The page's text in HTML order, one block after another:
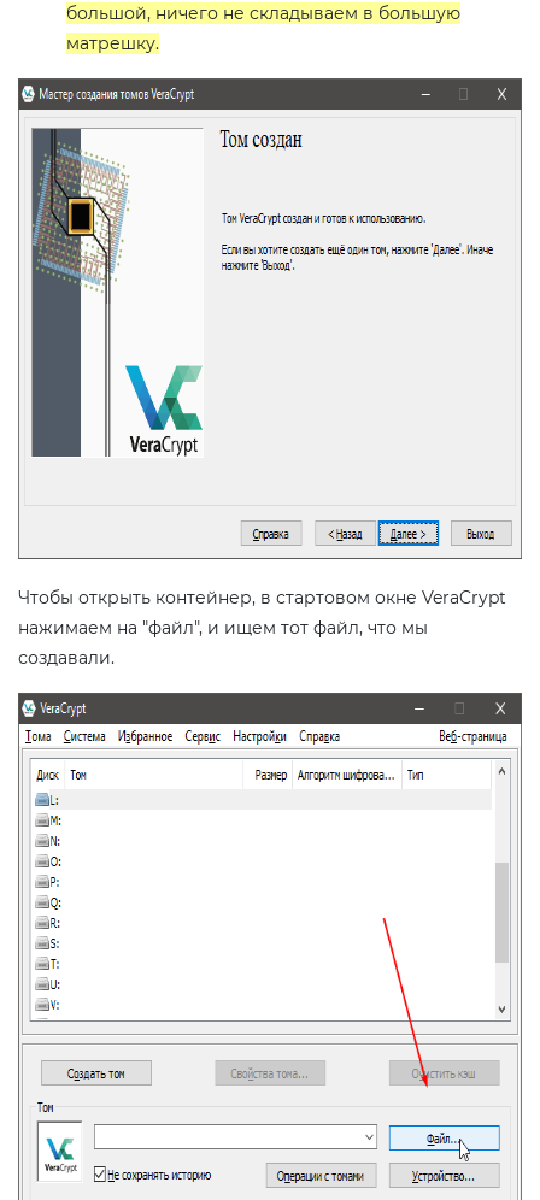
большой, ничего не складываем в большую
матрешку.
Чтобы открыть контейнер, в стартовом окне VeraCrypt
нажимаем на "файл", и ищем тот файл, что мы
создавали.